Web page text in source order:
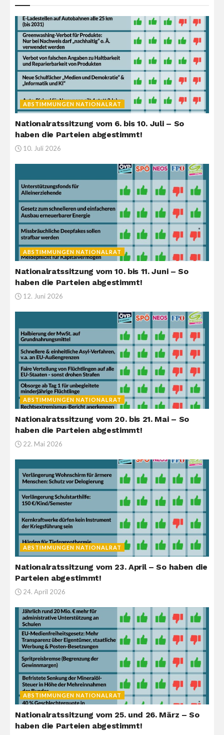
ABSTIMMUNGEN NATIONALRAT
Nationalratssitzung vom 6. bis 10. Juli – So
haben die Parteien abgestimmt!
10. Juli 2026
ABSTIMMUNGEN NATIONALRAT
Nationalratssitzung vom 10. bis 11. Juni – So
haben die Parteien abgestimmt!
12. Juni 2026
ABSTIMMUNGEN NATIONALRAT
Nationalratssitzung vom 20. bis 21. Mai – So
haben die Parteien abgestimmt!
22. Mai 2026
ABSTIMMUNGEN NATIONALRAT
Nationalratssitzung vom 23. April – So haben die
Parteien abgestimmt!
24. April 2026
ABSTIMMUNGEN NATIONALRAT
Nationalratssitzung vom 25. und 26. März – So
haben die Parteien abgestimmt!